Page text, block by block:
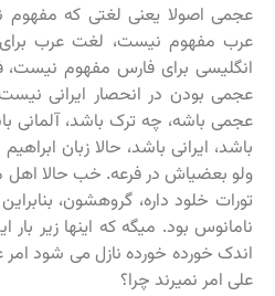
عجمی اصولا یعنی لغتی که مفهوم
عرب مفهوم نیست، لغت عرب
انگلیسی برای فارس مفهوم
عجمی بودن در انحصار ایرانی
عجمی باشه، چه ترک باشد، آلمانی
باشد، ایرانی باشد، حالا زبان
ولو بعضیاش در فرعه. خب حالا اهل
تورات خلود داره، گروهشون،
نامانوس بود. میگه که اینها زیر بار
اندک خورده خورده نازل می شود
علی امر نمیرند چرا؟